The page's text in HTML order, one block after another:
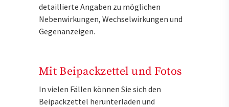
detaillierte Angaben zu möglichen
Nebenwirkungen, Wechselwirkungen und
Gegenanzeigen.
Mit Beipackzettel und Fotos
In vielen Fällen können Sie sich den
Beipackzettel herunterladen und